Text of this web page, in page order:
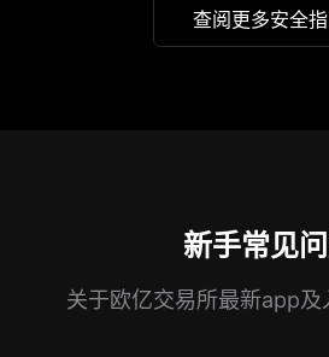
查阅更多安全
新手常见
关于欧亿交易所最新app及